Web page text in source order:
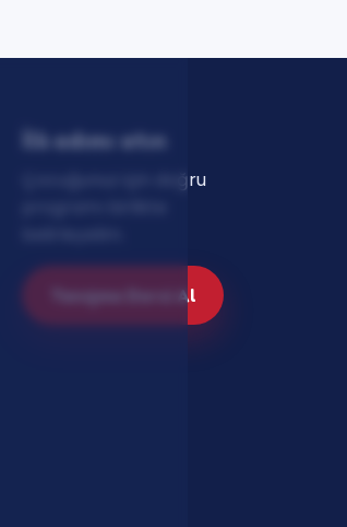
İlk adımı atın
Çocuğunuz için doğru
Tanışma Dersi Al